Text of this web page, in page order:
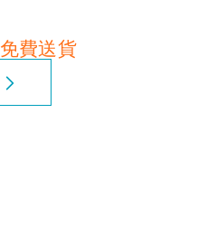
免費送貨